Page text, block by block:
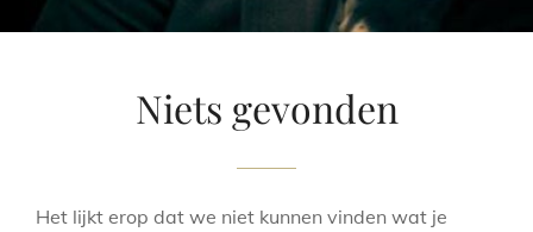
Niets gevonden
Het lijkt erop dat we niet kunnen vinden wat je